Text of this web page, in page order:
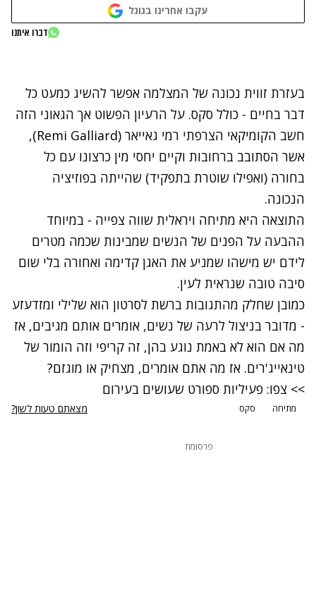
עקבו אחרינו בגוגל
נתקלנו בבעיה
דברו איתנו
בעזרת זווית נכונה של המצלמה אפשר להשיג כמעט כל
דבר בחיים - כולל סקס. על הרעיון הפשוט אך הגאוני הזה
חשב הקומיקאי הצרפתי רמי גאייאר (Remi Galliard),
אשר הסתובב ברחובות וקיים יחסי מין כרצונו עם כל
בחורה (ואפילו שוטרת בתפקיד) שהייתה בפוזיציה
הנכונה.
התוצאה היא מתיחה ויראלית שווה צפייה - במיוחד
ההבעה על הפנים של הנשים שמבינות שכמה מטרים
לידם יש מישהו שמניע את האגן קדימה ואחורה בלי שום
סיבה טובה שנראית לעין.
כמובן שחלק מהתגובות ברשת לסרטון הוא שלילי ומזדעזע
- מדובר בניצול לרעה של נשים, אומרים אותם מגיבים, אז
מה אם הוא לא באמת נוגע בהן, זה קריפי וזה הומור של
טינאייג'רים. אז מה אתם אומרים, מצחיק או מוגזם?
>> צפו: פעיליות ספורט שעושים בעירום
מתיחה סקס מצאתם טעות לשון?
פרסומת